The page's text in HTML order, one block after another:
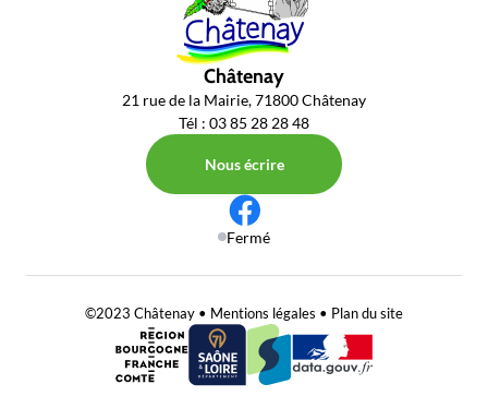
Châtenay
21 rue de la Mairie, 71800 Châtenay
Tél : 03 85 28 28 48
Nous écrire
Fermé
©2023 Châtenay • Mentions légales • Plan du site